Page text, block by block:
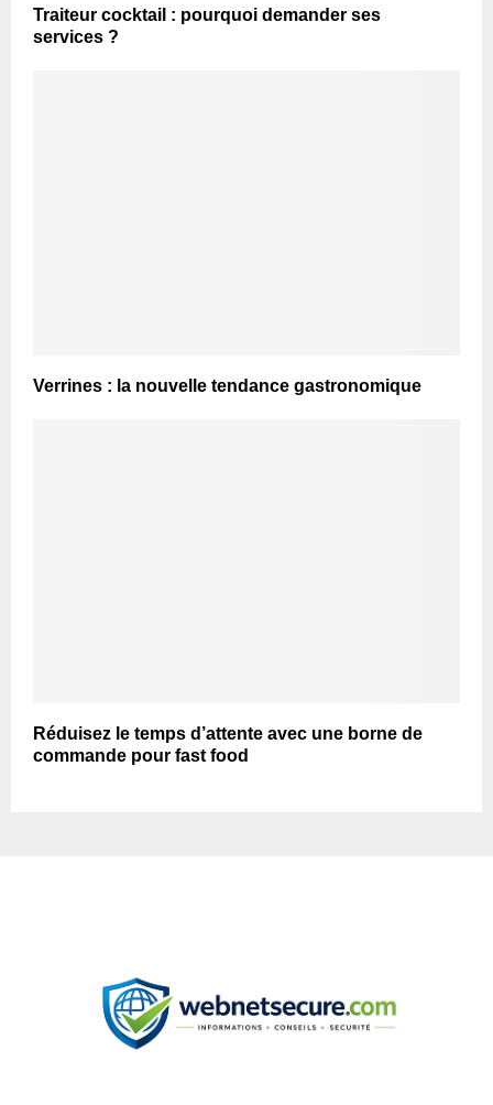
Traiteur cocktail : pourquoi demander ses
services ?
Verrines : la nouvelle tendance gastronomique
Réduisez le temps d’attente avec une borne de
commande pour fast food